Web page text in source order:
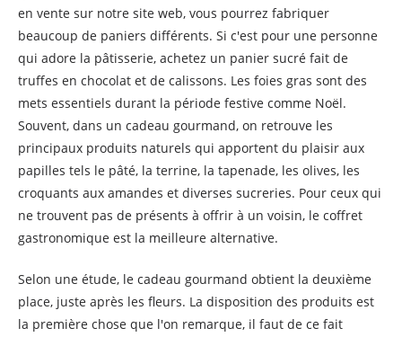
en vente sur notre site web, vous pourrez fabriquer
beaucoup de paniers différents. Si c'est pour une personne
qui adore la pâtisserie, achetez un panier sucré fait de
truffes en chocolat et de calissons. Les foies gras sont des
mets essentiels durant la période festive comme Noël.
Souvent, dans un cadeau gourmand, on retrouve les
principaux produits naturels qui apportent du plaisir aux
papilles tels le pâté, la terrine, la tapenade, les olives, les
croquants aux amandes et diverses sucreries. Pour ceux qui
ne trouvent pas de présents à offrir à un voisin, le coffret
gastronomique est la meilleure alternative.
Selon une étude, le cadeau gourmand obtient la deuxième
place, juste après les fleurs. La disposition des produits est
la première chose que l'on remarque, il faut de ce fait